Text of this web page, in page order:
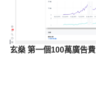
玄燊 第一個100萬廣告費